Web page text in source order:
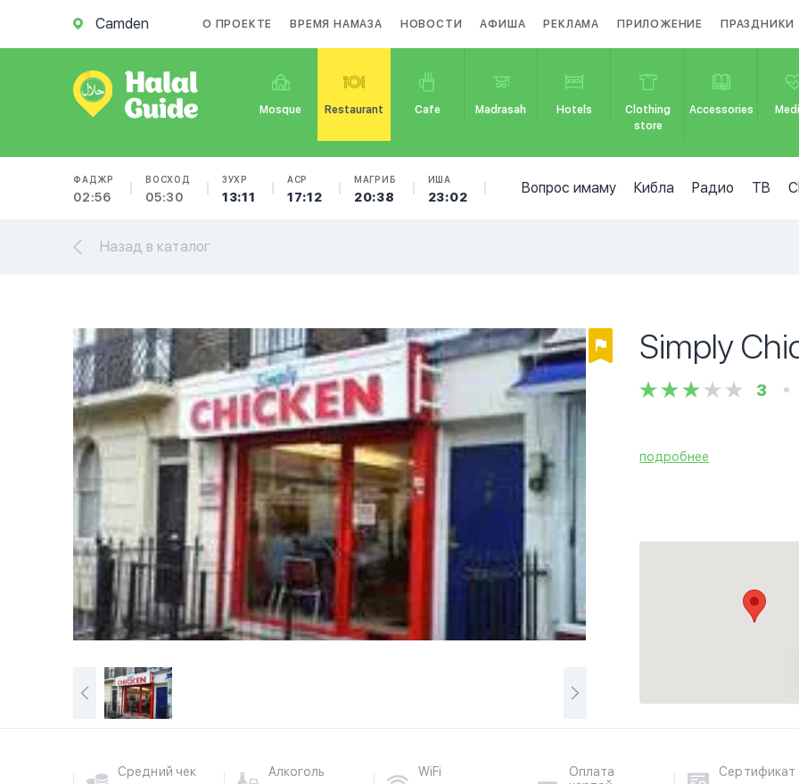
Camden О ПРОЕКТЕ ВРЕМЯ НАМАЗА НОВОСТИ АФИША РЕКЛАМА ПРИЛОЖЕНИЕ ПРАЗДНИКИ
Mosque Restaurant Cafe Madrasah Hotels
Clothing
store
Accessories
ФАДЖР
02:56
ВОСХОД
05:30
ЗУХР
13:11
АСР
17:12
МАГРИБ
20:38
ИША
23:02
Вопрос имаму Кибла Радио ТВ
Назад в каталог
Simply
3
подробнее
Средний чек
Алкоголь
WiFi
Оплата
Сертификат